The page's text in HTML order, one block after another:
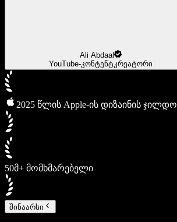
Ali Abdaal
YouTube-კონტენტკრეატორი
2025 წლის Apple-ის დიზაინის ჯილდო
50მ+ მომხმარებელი
შინაარსი